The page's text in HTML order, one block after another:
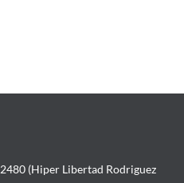
(Hiper Libertad Rodriguez